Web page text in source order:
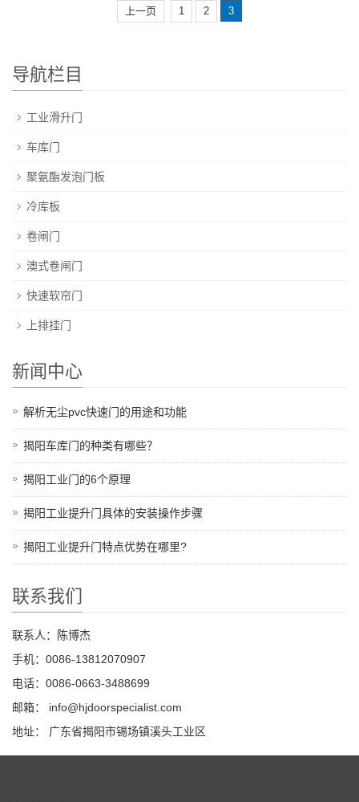
上一页 1 2 3
导航栏目
工业滑升门
车库门
聚氨酯发泡门板
冷库板
卷闸门
澳式卷闸门
快速软帘门
上排挂门
新闻中心
解析无尘pvc快速门的用途和功能
揭阳车库门的种类有哪些？
揭阳工业门的6个原理
揭阳工业提升门具体的安装操作步骤
揭阳工业提升门特点优势在哪里?
联系我们
联系人：陈博杰
手机：0086-13812070907
电话：0086-0663-3488699
邮箱：
info@hjdoorspecialist.com
地址： 广东省揭阳市锡场镇溪头工业区